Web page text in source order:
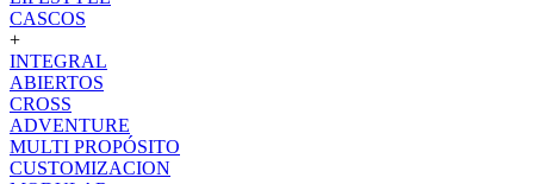
CASCOS
+
INTEGRAL
ABIERTOS
CROSS
ADVENTURE
MULTI PROPÓSITO
CUSTOMIZACION